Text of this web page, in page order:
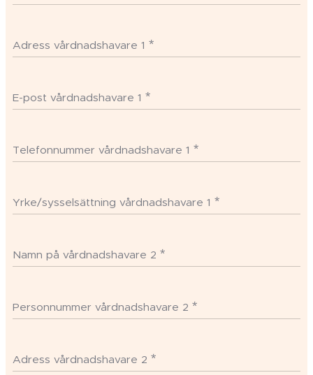
Adress vårdnadshavare 1
E-post vårdnadshavare 1
Telefonnummer vårdnadshavare 1
Yrke/sysselsättning vårdnadshavare 1
Namn på vårdnadshavare 2
Personnummer vårdnadshavare 2
Adress vårdnadshavare 2